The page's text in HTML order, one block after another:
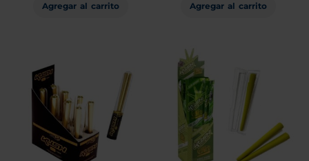
Agregar al carrito Agregar al carrito